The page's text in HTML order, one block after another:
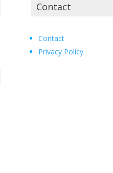
Contact
Contact
Privacy Policy